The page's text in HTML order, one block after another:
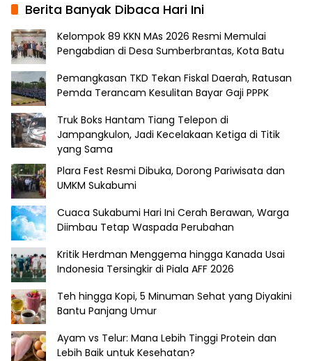
Berita Banyak Dibaca Hari Ini
Kelompok 89 KKN MAs 2026 Resmi Memulai
Pengabdian di Desa Sumberbrantas, Kota Batu
Pemangkasan TKD Tekan Fiskal Daerah, Ratusan
Pemda Terancam Kesulitan Bayar Gaji PPPK
Truk Boks Hantam Tiang Telepon di
Jampangkulon, Jadi Kecelakaan Ketiga di Titik
yang Sama
Plara Fest Resmi Dibuka, Dorong Pariwisata dan
UMKM Sukabumi
Cuaca Sukabumi Hari Ini Cerah Berawan, Warga
Diimbau Tetap Waspada Perubahan
Kritik Herdman Menggema hingga Kanada Usai
Indonesia Tersingkir di Piala AFF 2026
Teh hingga Kopi, 5 Minuman Sehat yang Diyakini
Bantu Panjang Umur
Ayam vs Telur: Mana Lebih Tinggi Protein dan
Lebih Baik untuk Kesehatan?